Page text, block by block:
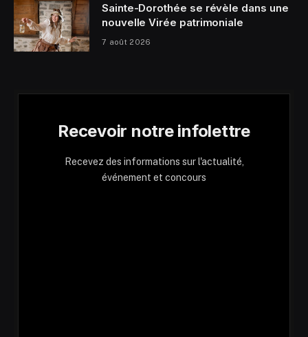
Sainte-Dorothée se révèle dans une
nouvelle Virée patrimoniale
7 août 2026
Recevoir notre infolettre
Recevez des informations sur l'actualité,
événement et concours